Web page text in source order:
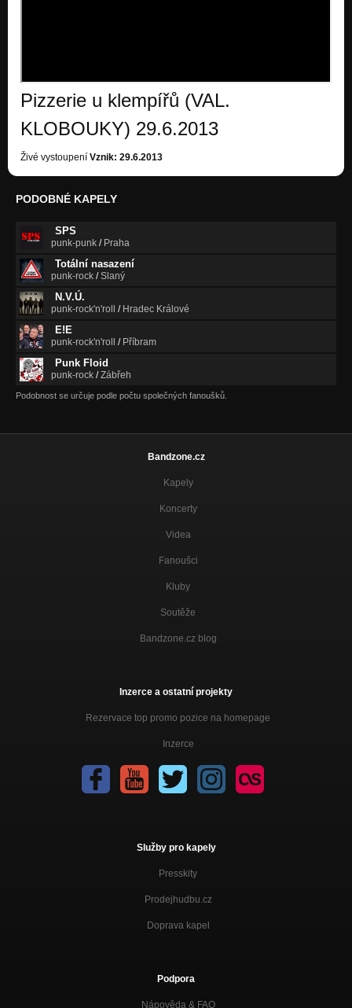
Pizzerie u klempířů (VAL.
KLOBOUKY) 29.6.2013
Živé vystoupení Vznik: 29.6.2013
PODOBNÉ KAPELY
SPS
punk-punk / Praha
Totální nasazení
punk-rock /Slaný
N.V.Ú.
punk-rock'n'roll / Hradec Králové
E!E
punk-rock'n'roll / Příbram
Punk Floid
punk-rock /Zábřeh
Podobnost se určuje podle počtu společných fanoušků.
Bandzone.cz
Kapely
Koncerty
Videa
Fanoušci
Kluby
Soutěže
Bandzone.cz blog
Inzerce a ostatní projekty
Rezervace top promo pozice na homepage
Inzerce
Služby pro kapely
Presskity
Prodejhudbu.cz
Doprava kapel
Podpora
Nápověda & FAQ